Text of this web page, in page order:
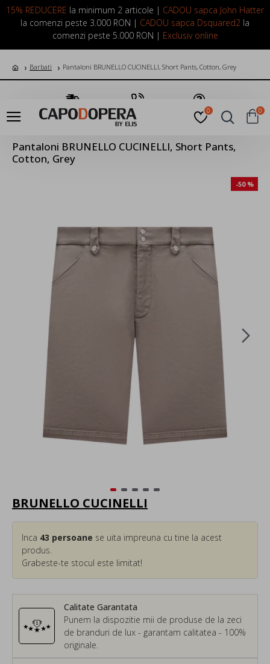
15% REDUCERE la minimum 2 articole | CADOU sapca John Hatter
la comenzi peste 3.000 RON | CADOU sapca Dsquared2 la
comenzi peste 5.000 RON | Exclusiv online
LOGIN INREGISTRARE
0 0
Barbati Pantaloni BRUNELLO CUCINELLI, Short Pants, Cotton, Grey
Transport Gratuit Suna Acum Pune o Intrebare
Pantaloni BRUNELLO CUCINELLI, Short Pants,
Cotton, Grey
-50 %
BRUNELLO CUCINELLI
Calitate Garantata
Punem la dispozitie mii de produse de la zeci
de branduri de lux - garantam calitatea - 100%
originale.
Inca 43 persoane se uita impreuna cu tine la acest
produs.
Grabeste-te stocul este limitat!